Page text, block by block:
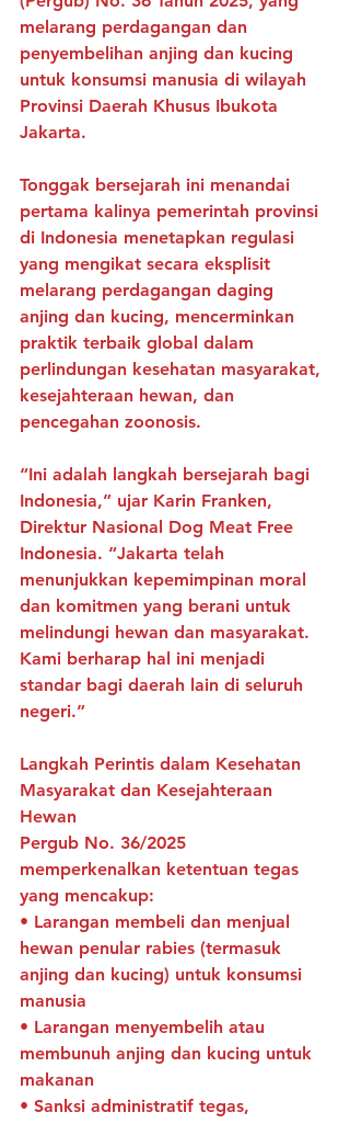
melarang perdagangan dan
penyembelihan anjing dan kucing
untuk konsumsi manusia di wilayah
Provinsi Daerah Khusus Ibukota
Jakarta.
Tonggak bersejarah ini menandai
pertama kalinya pemerintah provinsi
di Indonesia menetapkan regulasi
yang mengikat secara eksplisit
melarang perdagangan daging
anjing dan kucing, mencerminkan
praktik terbaik global dalam
perlindungan kesehatan masyarakat,
kesejahteraan hewan, dan
pencegahan zoonosis.
“Ini adalah langkah bersejarah bagi
Indonesia,” ujar Karin Franken,
Direktur Nasional Dog Meat Free
Indonesia. “Jakarta telah
menunjukkan kepemimpinan moral
dan komitmen yang berani untuk
melindungi hewan dan masyarakat.
Kami berharap hal ini menjadi
standar bagi daerah lain di seluruh
negeri.”
Langkah Perintis dalam Kesehatan
Masyarakat dan Kesejahteraan
Hewan
Pergub No. 36/2025
memperkenalkan ketentuan tegas
yang mencakup:
• Larangan membeli dan menjual
hewan penular rabies (termasuk
anjing dan kucing) untuk konsumsi
manusia
• Larangan menyembelih atau
membunuh anjing dan kucing untuk
makanan
• Sanksi administratif tegas,